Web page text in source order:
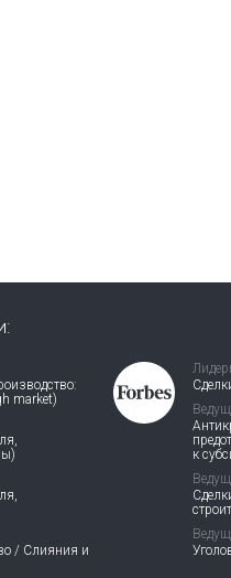
market)
/ Слияния и
к